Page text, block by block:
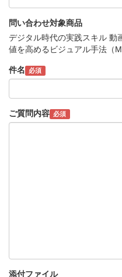
問い合わせ対象商品
デジタル時代の実践スキル 動
値を高めるビジュアル手法（
件名 必須
ご質問内容 必須
添付ファイル